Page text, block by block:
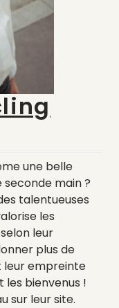
une belle
seconde main ?
talentueuses
les
leur
plus de
leur empreinte
les bienvenus !
sur leur site.